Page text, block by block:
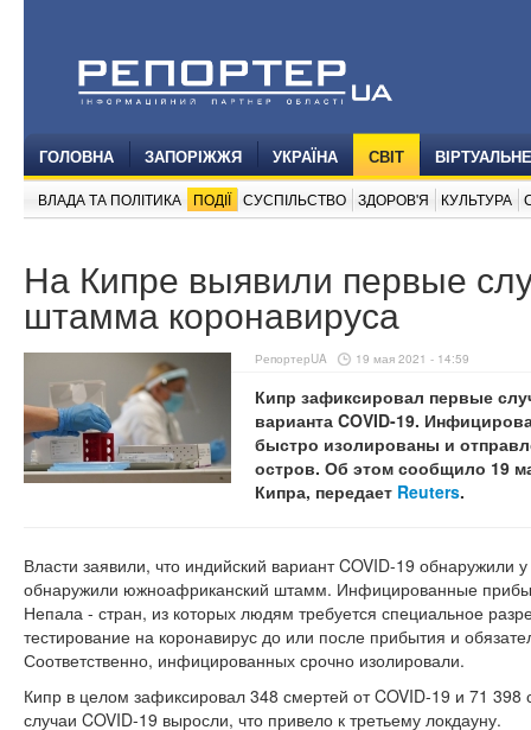
ГОЛОВНА ЗАПОРІЖЖЯ УКРАЇНА СВІТ
ВЛАДА ТА ПОЛІТИКА ПОДІЇ СУСПІЛЬСТВО ЗДОРОВ'Я КУЛЬТУРА
На Кипре выявили первые
штамма коронавируса
РепортерUA 19 мая 2021 - 14:59
Кипр зафиксировал первые
варианта COVID-19.
быстро изолированы и
остров. Об этом сообщило 19
Кипра, передает Reuters.
Власти заявили, что индийский вариант COVID-19 обнаружили
обнаружили южноафриканский штамм. Инфицированные
Непала - стран, из которых людям требуется специальное
тестирование на коронавирус до или после прибытия и
Соответственно, инфицированных срочно изолировали.
Кипр в целом зафиксировал 348 смертей от COVID-19 и 71
случаи COVID-19 выросли, что привело к третьему локдауну.